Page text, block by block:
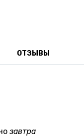
ОТЗЫВЫ
завтра